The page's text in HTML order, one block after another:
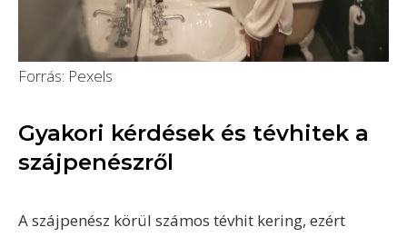
Forrás: Pexels
Gyakori kérdések és tévhitek a
szájpenészről
A szájpenész körül számos tévhit kering, ezért